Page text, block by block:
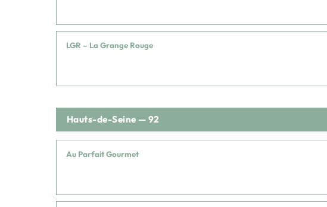
LGR – La Grange Rouge
Hauts-de-Seine — 92
Au Parfait Gourmet